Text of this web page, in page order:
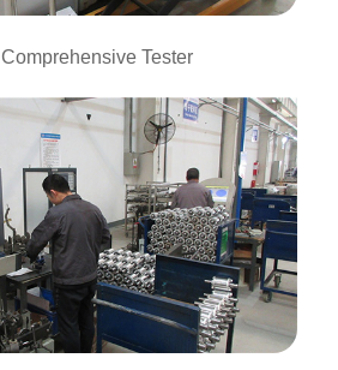
Tester